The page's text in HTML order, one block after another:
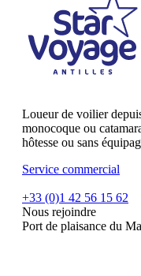
Loueur de voilier
monocoque ou
hôtesse ou sans
Service commercial
+33 (0)1 42 56 15 62
Nous rejoindre
Port de plaisance du